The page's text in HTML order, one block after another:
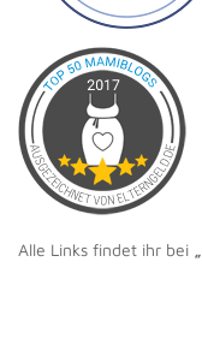
Alle Links findet ihr bei „